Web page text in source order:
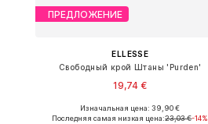
ПРЕДЛОЖЕНИЕ
ELLESSE
Свободный крой Штаны 'Purden'
19,74 €
Изначальная цена: 39,90 €
Последняя самая низкая цена:23,03 €-14%